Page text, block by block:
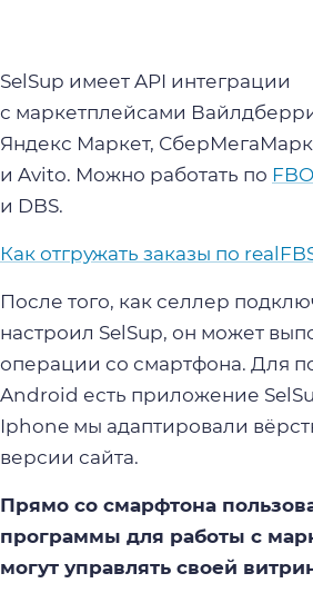
SelSup имеет API интеграции
с маркетплейсами
Яндекс Маркет,
и Avito. Можно работать по FBO
и DBS.
Как отгружать заказы по
После того, как селлер
настроил SelSup, он может
операции со смартфона. Для
Android есть приложение
Iphone мы адаптировали
версии сайта.
Прямо со смарфтона
программы для работы с
могут управлять своей